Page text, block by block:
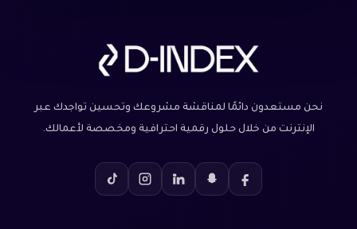
نحن مستعدون دائمًا لمناقشة مشروعك وتحسين تواجدك عبر
الإنترنت من خلال حلول رقمية احترافية ومخصصة لأعمالك.